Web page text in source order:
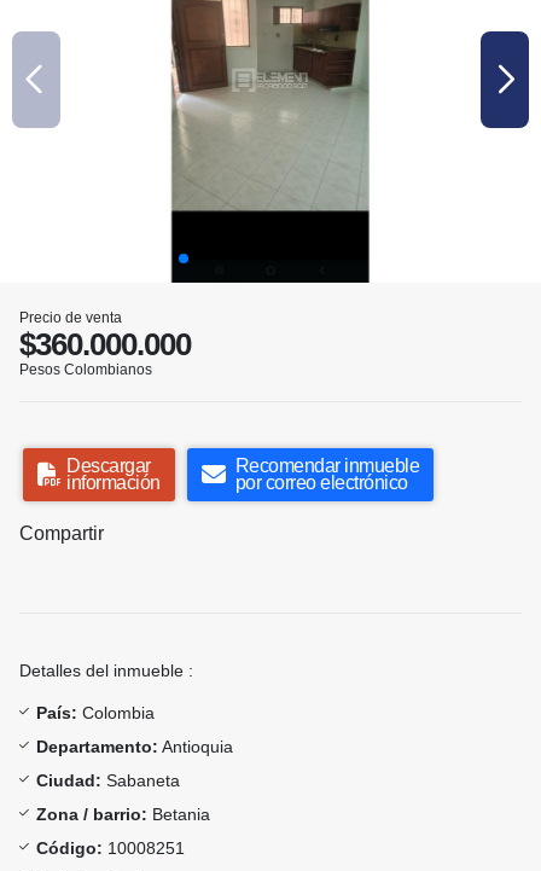
Precio de venta
$360.000.000
Pesos Colombianos
Descargar
información
Recomendar inmueble
por correo electrónico
Compartir
Detalles del inmueble :
País: Colombia
Departamento: Antioquia
Ciudad: Sabaneta
Zona / barrio: Betania
Código: 10008251